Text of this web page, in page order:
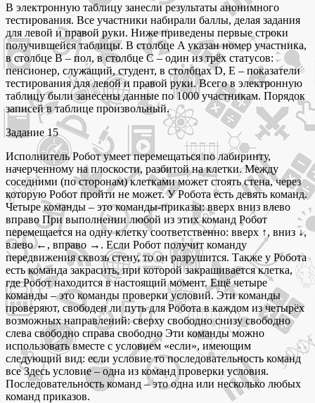
В электронную таблицу занесли результаты анонимного
тестирования. Все участники набирали баллы, делая задания
для левой и правой руки. Ниже приведены первые строки
получившейся таблицы. В столбце A указан номер участника,
в столбце B – пол, в столбце C – один из трёх статусов:
пенсионер, служащий, студент, в столбцах D, E – показатели
тестирования для левой и правой руки. Всего в электронную
таблицу были занесены данные по 1000 участникам. Порядок
записей в таблице произвольный.
Задание 15
Исполнитель Робот умеет перемещаться по лабиринту,
начерченному на плоскости, разбитой на клетки. Между
соседними (по сторонам) клетками может стоять стена, через
которую Робот пройти не может. У Робота есть девять команд.
Четыре команды – это команды-приказы: вверх вниз влево
вправо При выполнении любой из этих команд Робот
перемещается на одну клетку соответственно: вверх ↑, вниз ↓,
влево ←, вправо →. Если Робот получит команду
передвижения сквозь стену, то он разрушится. Также у Робота
есть команда закрасить, при которой закрашивается клетка,
где Робот находится в настоящий момент. Ещё четыре
команды – это команды проверки условий. Эти команды
проверяют, свободен ли путь для Робота в каждом из четырёх
возможных направлений: сверху свободно снизу свободно
слева свободно справа свободно Эти команды можно
использовать вместе с условием «eсли», имеющим
следующий вид: если условие то последовательность команд
все Здесь условие – одна из команд проверки условия.
Последовательность команд – это одна или несколько любых
команд приказов.